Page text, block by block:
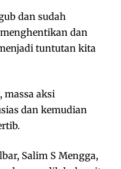
dan sudah
dan
tuntutan kita
massa aksi
dan kemudian
Salim S Mengga,